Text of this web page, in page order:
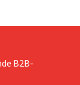
B2B-